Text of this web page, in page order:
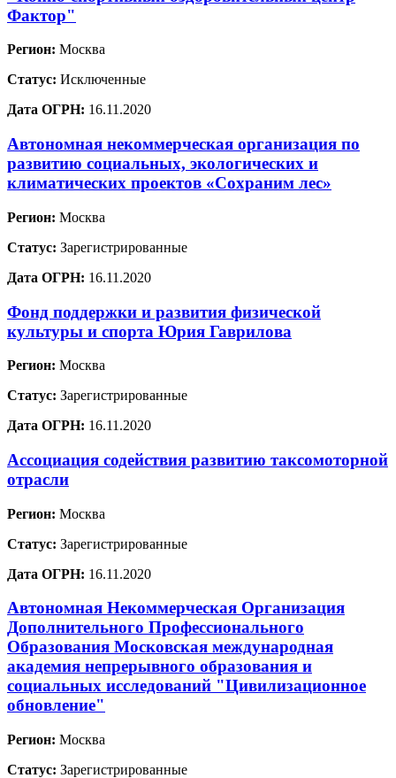
Фактор"
Регион: Москва
Статус: Исключенные
Дата ОГРН: 16.11.2020
Автономная некоммерческая организация по
развитию социальных, экологических и
климатических проектов «Сохраним лес»
Регион: Москва
Статус: Зарегистрированные
Дата ОГРН: 16.11.2020
Фонд поддержки и развития физической
культуры и спорта Юрия Гаврилова
Регион: Москва
Статус: Зарегистрированные
Дата ОГРН: 16.11.2020
Ассоциация содействия развитию таксомоторной
отрасли
Регион: Москва
Статус: Зарегистрированные
Дата ОГРН: 16.11.2020
Автономная Некоммерческая Организация
Дополнительного Профессионального
Образования Московская международная
академия непрерывного образования и
социальных исследований "Цивилизационное
обновление"
Регион: Москва
Статус: Зарегистрированные